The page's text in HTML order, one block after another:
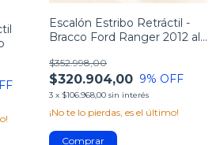
Escalón Estribo Retráctil -
Bracco Ford Ranger 2012 al
$320.904,00
$352.998,00
9% OFF
3 x $106.968,00 sin interés
¡No te lo pierdas, es el último!